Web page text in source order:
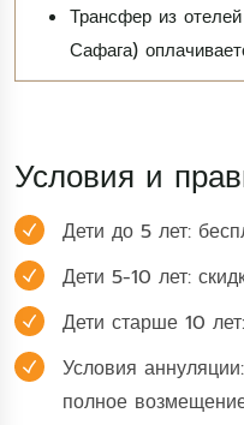
Трансфер из
Сафага)
Условия и
Дети до 5 лет:
Дети 5-10 лет:
Дети старше 10
Условия
полное